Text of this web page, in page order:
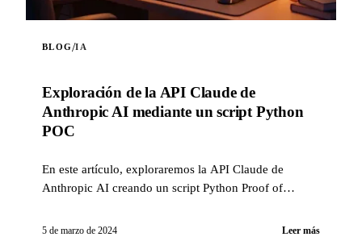
BLOG/IA
Exploración de la API Claude de
Anthropic AI mediante un script Python
POC
En este artículo, exploraremos la API Claude de
Anthropic AI creando un script Python Proof of
capacidades ...
5 de marzo de 2024 Leer más